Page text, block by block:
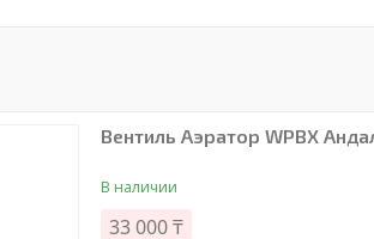
Вентиль Аэратор WPBX
В наличии
33 000 ₸